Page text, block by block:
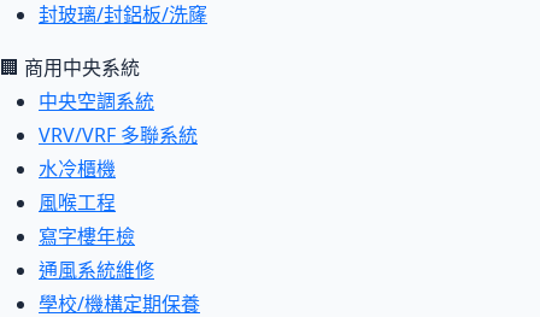
封玻璃/封鋁板/洗窿
🏢 商用中央系統
中央空調系統
VRV/VRF 多聯系統
水冷櫃機
風喉工程
寫字樓年檢
通風系統維修
學校/機構定期保養